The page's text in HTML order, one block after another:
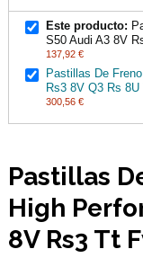
Este producto:
S50 Audi A3 8V
137,92 €
Pastillas De
Rs3 8V Q3 Rs
300,56 €
Pastillas
High
8V Rs3 Tt